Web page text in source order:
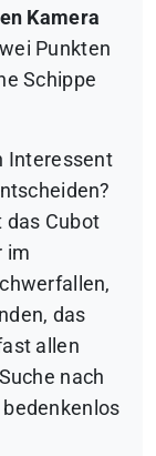
Kamera
Punkten
Schippe
Interessent
das Cubot
im
das
allen
nach